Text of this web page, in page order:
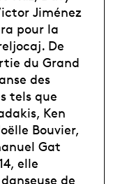
Jiménez
pour la
De
du Grand
des
tels que
Ken
Bouvier,
Gat
elle
de